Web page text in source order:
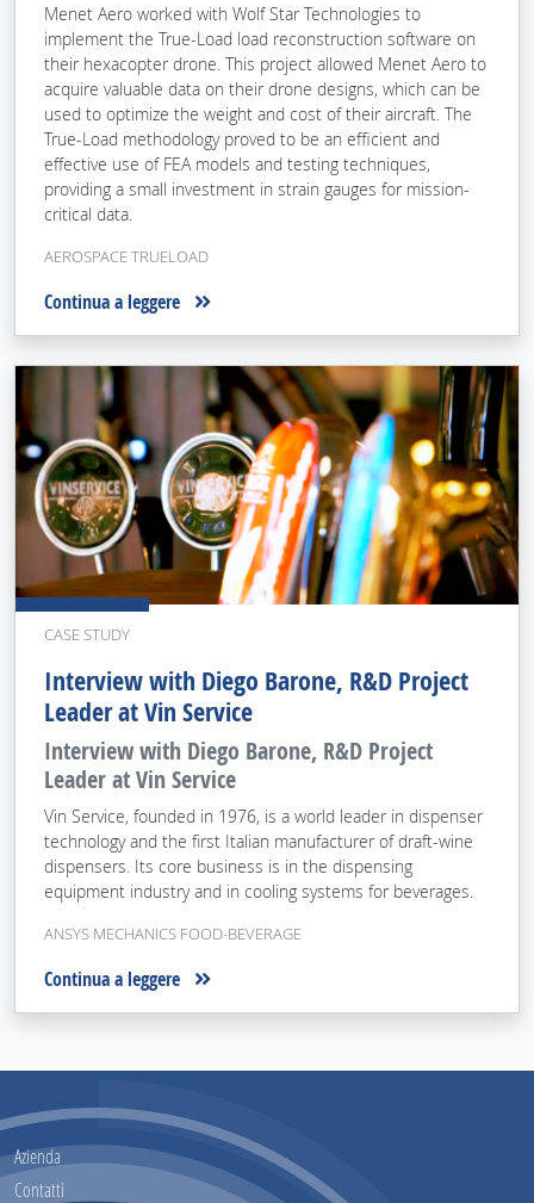
Menet Aero worked with Wolf Star Technologies to
implement the True-Load load reconstruction software on
their hexacopter drone. This project allowed Menet Aero to
acquire valuable data on their drone designs, which can be
used to optimize the weight and cost of their aircraft. The
True-Load methodology proved to be an efficient and
effective use of FEA models and testing techniques,
providing a small investment in strain gauges for mission-
critical data.
AEROSPACE TRUELOAD
Continua a leggere
CASE STUDY
Interview with Diego Barone, R&D Project
Leader at Vin Service
Interview with Diego Barone, R&D Project
Leader at Vin Service
Vin Service, founded in 1976, is a world leader in dispenser
technology and the first Italian manufacturer of draft-wine
dispensers. Its core business is in the dispensing
equipment industry and in cooling systems for beverages.
ANSYS MECHANICS FOOD-BEVERAGE
Continua a leggere
Azienda
Contatti